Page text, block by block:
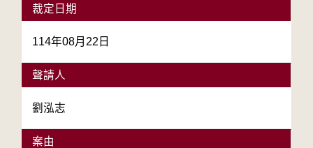
裁定日期
114年08月22日
聲請人
劉泓志
案由